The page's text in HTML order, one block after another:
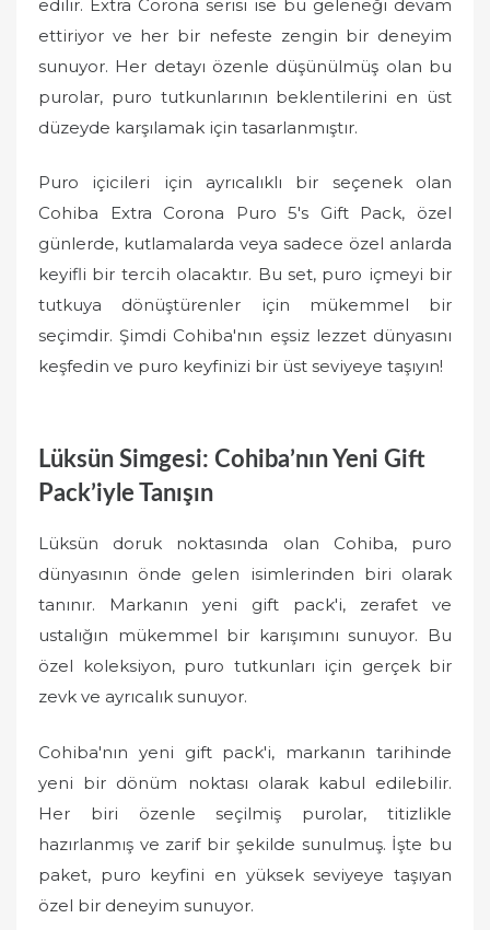
edilir. Extra Corona serisi ise bu geleneği devam
ettiriyor ve her bir nefeste zengin bir deneyim
sunuyor. Her detayı özenle düşünülmüş olan bu
purolar, puro tutkunlarının beklentilerini en üst
düzeyde karşılamak için tasarlanmıştır.
Puro içicileri için ayrıcalıklı bir seçenek olan
Cohiba Extra Corona Puro 5's Gift Pack, özel
günlerde, kutlamalarda veya sadece özel anlarda
keyifli bir tercih olacaktır. Bu set, puro içmeyi bir
tutkuya dönüştürenler için mükemmel bir
seçimdir. Şimdi Cohiba'nın eşsiz lezzet dünyasını
keşfedin ve puro keyfinizi bir üst seviyeye taşıyın!
Lüksün Simgesi: Cohiba’nın Yeni Gift
Pack’iyle Tanışın
Lüksün doruk noktasında olan Cohiba, puro
dünyasının önde gelen isimlerinden biri olarak
tanınır. Markanın yeni gift pack'i, zerafet ve
ustalığın mükemmel bir karışımını sunuyor. Bu
özel koleksiyon, puro tutkunları için gerçek bir
zevk ve ayrıcalık sunuyor.
Cohiba'nın yeni gift pack'i, markanın tarihinde
yeni bir dönüm noktası olarak kabul edilebilir.
Her biri özenle seçilmiş purolar, titizlikle
hazırlanmış ve zarif bir şekilde sunulmuş. İşte bu
paket, puro keyfini en yüksek seviyeye taşıyan
özel bir deneyim sunuyor.